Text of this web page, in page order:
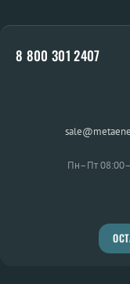
8 800 301 2407
Пн–Пт